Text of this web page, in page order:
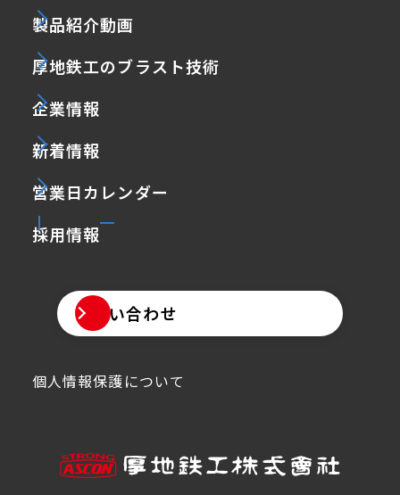
製品紹介動画
厚地鉄工のブラスト技術
企業情報
新着情報
営業日カレンダー
採用情報
お問い合わせ
個人情報保護について